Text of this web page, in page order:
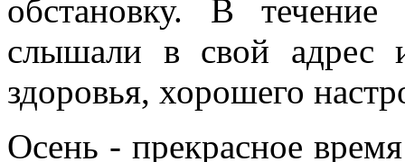
обстановку. В
слышали в свой адрес
здоровья, хорошего
Осень - прекрасное